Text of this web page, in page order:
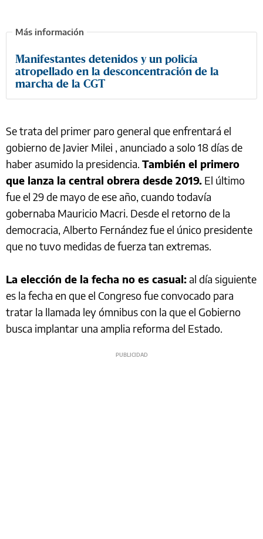
Manifestantes detenidos y un policía
atropellado en la desconcentración de la
marcha de la CGT
Se trata del primer paro general que enfrentará el
gobierno de Javier Milei , anunciado a solo 18 días de
haber asumido la presidencia. También el primero
que lanza la central obrera desde 2019. El último
fue el 29 de mayo de ese año, cuando todavía
gobernaba Mauricio Macri. Desde el retorno de la
democracia, Alberto Fernández fue el único presidente
que no tuvo medidas de fuerza tan extremas.
La elección de la fecha no es casual:al día siguiente
es la fecha en que el Congreso fue convocado para
tratar la llamada ley ómnibus con la que el Gobierno
busca implantar una amplia reforma del Estado.